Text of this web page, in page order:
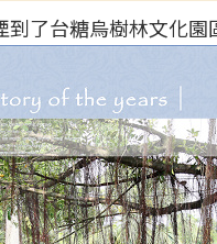
到了台糖烏樹林文化園